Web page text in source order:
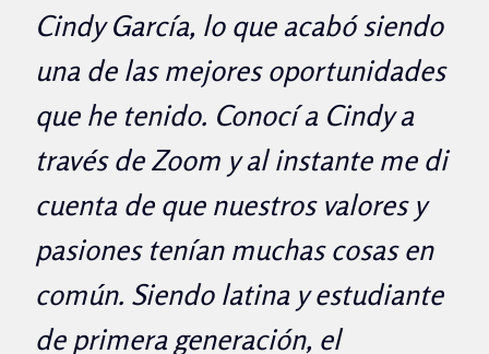
Cindy García, lo que acabó siendo
una de las mejores oportunidades
que he tenido. Conocí a Cindy a
través de Zoom y al instante me di
cuenta de que nuestros valores y
pasiones tenían muchas cosas en
común. Siendo latina y estudiante
de primera generación, el